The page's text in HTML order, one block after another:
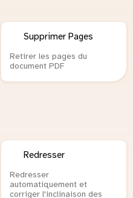
Supprimer Pages
Retirer les pages du
document PDF
Redresser
Redresser
automatiquement et
corriger l'inclinaison des